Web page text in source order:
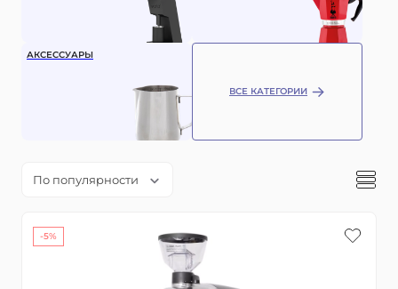
АКСЕССУАРЫ
ВСЕ КАТЕГОРИИ
По популярности
-5%